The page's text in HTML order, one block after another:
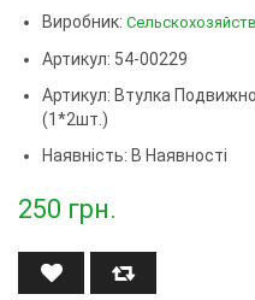
Виробник:
Артикул: 54-00229
Артикул: Втулка
(1*2шт.)
Наявність: В Наявності
250 грн.